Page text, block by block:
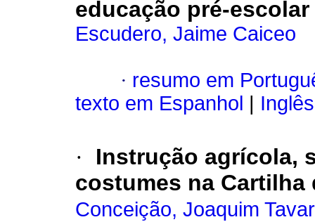
educação pré-
Escudero, Jaime Caiceo
· resumo em
texto em Espanhol
Inglês
·
Instrução agrícola,
costumes na
Conceição, Joaquim